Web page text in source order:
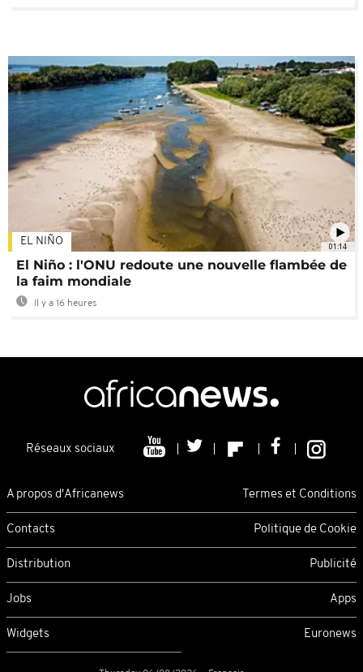
01:14
EL NIÑO
El Niño : l'ONU redoute une nouvelle flambée de
la faim mondiale
Il y a 16 heures
Réseaux sociaux
A propos d'Africanews Termes et Conditions
Contacts Politique de Cookie
Distribution Publicité
Jobs Apps
Widgets Euronews